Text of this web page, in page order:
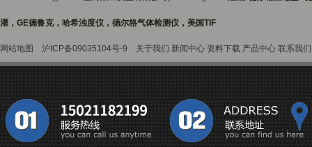
灌，GE德鲁克，哈希浊度仪，德尔格气体检测仪，美国TIF
网站地图 沪ICP备09035104号-9 关于我们 新闻中心 资料下载 产品中心 联系我们